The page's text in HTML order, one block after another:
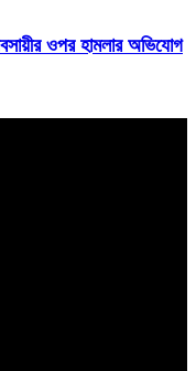
ওপর হামলার অভিযোগ